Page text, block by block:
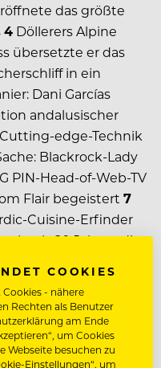
das größte
4 Döllerers Alpine
übersetzte er das
in ein
Dani Garcías
andalusischer
edge-Technik
Blackrock-Lady
PIN-Head-of-Web-TV
Flair begeistert 7
Cuisine-Erfinder
als 20 Jahren die
9Erfahrener Hangar-
seinem Vortrag
Kick-off-Party:
COOKIES
- nähere
Rechten als Benutzer
am Ende
um Cookies
Webseite besuchen zu
Einstellungen“, um